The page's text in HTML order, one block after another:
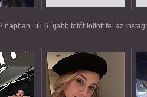
napban Lili 6 újabb fotót töltött fel az